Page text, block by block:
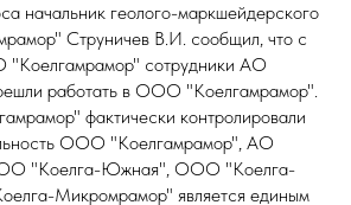
начальник геолого-маркшейдерского
Струничев В.И. сообщил, что с
сотрудники АО
работать в ООО "Коелгамрамор".
фактически контролировали
ООО "Коелгамрамор", АО
"Коелга-Южная", ООО "Коелга-
Микромрамор" является единым